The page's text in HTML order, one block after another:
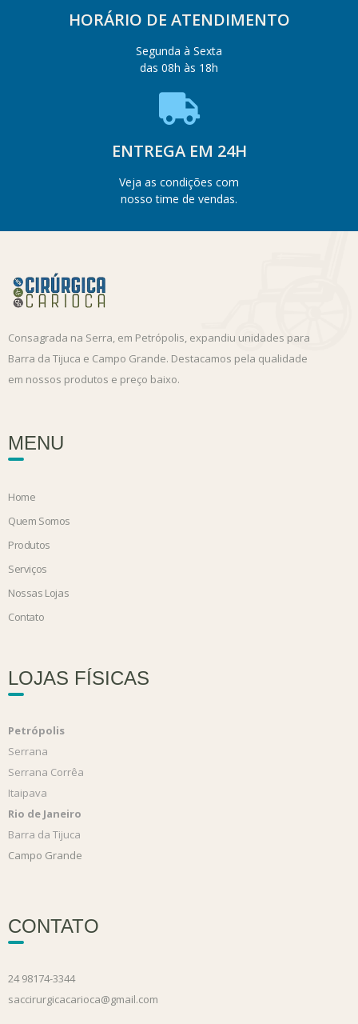
HORÁRIO DE ATENDIMENTO
Segunda à Sexta
das 08h às 18h
ENTREGA EM 24H
Veja as condições com
nosso time de vendas.
Consagrada na Serra, em Petrópolis, expandiu unidades para
Barra da Tijuca e Campo Grande. Destacamos pela qualidade
em nossos produtos e preço baixo.
MENU
Home
Quem Somos
Produtos
Serviços
Nossas Lojas
Contato
LOJAS FÍSICAS
Petrópolis
Serrana
Serrana Corrêa
Itaipava
Rio de Janeiro
Barra da Tijuca
Campo Grande
CONTATO
24 98174-3344
saccirurgicacarioca@gmail.com